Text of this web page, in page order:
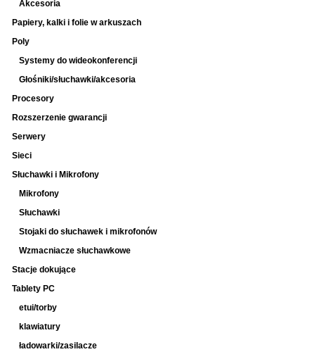
Akcesoria
Papiery, kalki i folie w arkuszach
Poly
Systemy do wideokonferencji
Głośniki/słuchawki/akcesoria
Procesory
Rozszerzenie gwarancji
Serwery
Sieci
Słuchawki i Mikrofony
Mikrofony
Słuchawki
Stojaki do słuchawek i mikrofonów
Wzmacniacze słuchawkowe
Stacje dokujące
Tablety PC
etui/torby
klawiatury
ładowarki/zasilacze